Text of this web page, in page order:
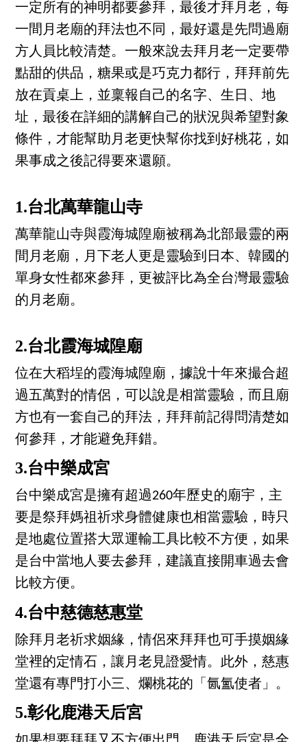
一定所有的神明都要參拜，最後才拜月老，每
一間月老廟的拜法也不同，最好還是先問過廟
方人員比較清楚。一般來說去拜月老一定要帶
點甜的供品，糖果或是巧克力都行，拜拜前先
放在貢桌上，並稟報自己的名字、生日、地
址，最後在詳細的講解自己的狀況與希望對象
條件，才能幫助月老更快幫你找到好桃花，如
果事成之後記得要來還願。
1.台北萬華龍山寺
萬華龍山寺與霞海城隍廟被稱為北部最靈的兩
間月老廟，月下老人更是靈驗到日本、韓國的
單身女性都來參拜，更被評比為全台灣最靈驗
的月老廟。
2.台北霞海城隍廟
位在大稻埕的霞海城隍廟，據說十年來撮合超
過五萬對的情侶，可以說是相當靈驗，而且廟
方也有一套自己的拜法，拜拜前記得問清楚如
何參拜，才能避免拜錯。
3.台中樂成宮
台中樂成宮是擁有超過260年歷史的廟宇，主
要是祭拜媽祖祈求身體健康也相當靈驗，時只
是地處位置搭大眾運輸工具比較不方便，如果
是台中當地人要去參拜，建議直接開車過去會
比較方便。
4.台中慈德慈惠堂
除拜月老祈求姻緣，情侶來拜拜也可手摸姻緣
堂裡的定情石，讓月老見證愛情。此外，慈惠
堂還有專門打小三、爛桃花的「氤氳使者」。
5.彰化鹿港天后宮